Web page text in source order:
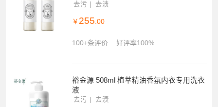
去污 去渍
￥ 255.00
100+条评价 好评率100%
裕金源 508ml 植萃精油香氛内衣专用洗衣
液
去污 去渍